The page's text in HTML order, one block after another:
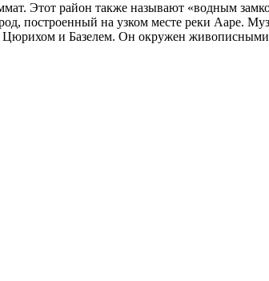
Этот район также называют «водным
построенный на узком месте реки Ааре.
Цюрихом и Базелем. Он окружен